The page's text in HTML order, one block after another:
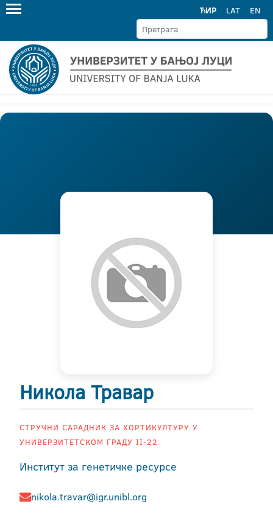
ЋИР LAT EN
Никола Травар
СТРУЧНИ САРАДНИК ЗА ХОРТИКУЛТУРУ У
УНИВЕРЗИТЕТСКОМ ГРАДУ II-22
Институт за генетичке ресурсе
nikola.travar@igr.unibl.org